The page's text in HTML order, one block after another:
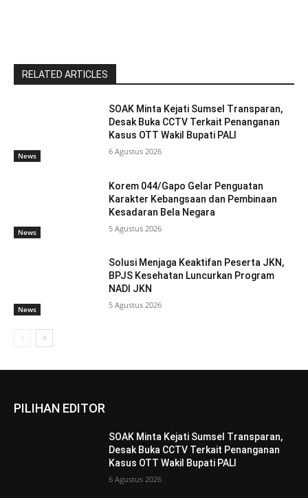
RELATED ARTICLES
News
SOAK Minta Kejati Sumsel Transparan,
Desak Buka CCTV Terkait Penanganan
Kasus OTT Wakil Bupati PALI
6 Agustus 2026
News
Korem 044/Gapo Gelar Penguatan
Karakter Kebangsaan dan Pembinaan
Kesadaran Bela Negara
5 Agustus 2026
News
Solusi Menjaga Keaktifan Peserta JKN,
BPJS Kesehatan Luncurkan Program
NADI JKN
5 Agustus 2026
PILIHAN EDITOR
SOAK Minta Kejati Sumsel Transparan,
Desak Buka CCTV Terkait Penanganan
Kasus OTT Wakil Bupati PALI
6 Agustus 2026